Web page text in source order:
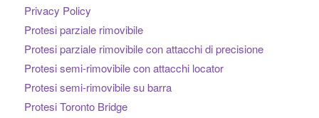
Privacy Policy
Protesi parziale rimovibile
Protesi parziale rimovibile con attacchi di precisione
Protesi semi-rimovibile con attacchi locator
Protesi semi-rimovibile su barra
Protesi Toronto Bridge